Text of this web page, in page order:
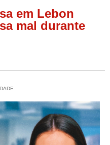
em Lebon
mal durante